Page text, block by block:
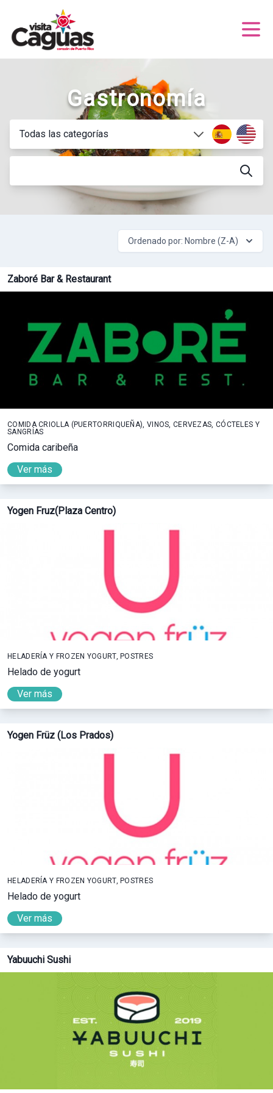
Gastronomía
Ordenado por: Nombre (Z-A)
Zaboré Bar & Restaurant
COMIDA CRIOLLA (PUERTORRIQUEÑA), VINOS, CERVEZAS, CÓCTELES Y
SANGRÍAS
Comida caribeña
Ver más
Yogen Fruz(Plaza Centro)
HELADERÍA Y FROZEN YOGURT, POSTRES
Helado de yogurt
Ver más
Yogen Früz (Los Prados)
HELADERÍA Y FROZEN YOGURT, POSTRES
Helado de yogurt
Ver más
Yabuuchi Sushi